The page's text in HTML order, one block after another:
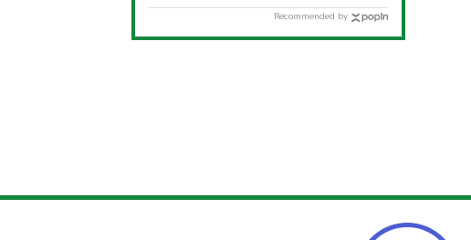
道府県別「夏季休暇
Recommended by